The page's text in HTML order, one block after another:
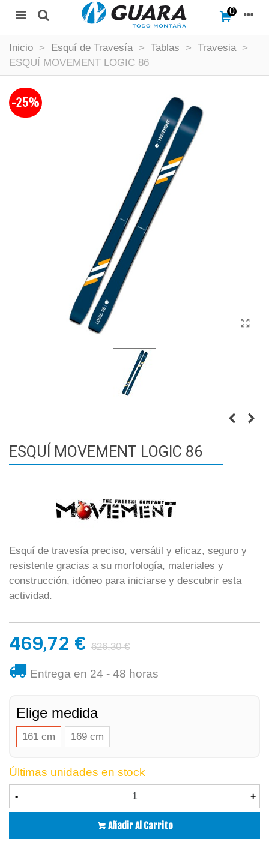
0
Inicio > Esquí de Travesía > Tablas > Travesia >
ESQUÍ MOVEMENT LOGIC 86
-25%
ESQUÍ MOVEMENT LOGIC 86
Esquí de travesía preciso, versátil y eficaz, seguro y
resistente gracias a su morfología, materiales y
construcción, idóneo para iniciarse y descubrir esta
actividad.
469,72 € 626,30 €
Entrega en 24 - 48 horas
Elige medida
161 cm 169 cm
Últimas unidades en stock
- +
Añadir Al Carrito